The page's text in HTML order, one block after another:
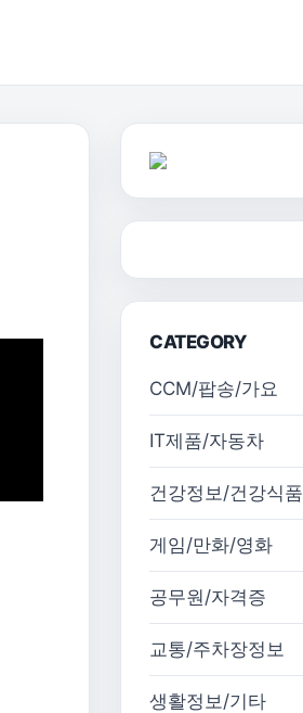
CATEGORY
CCM/팝송/가요
IT제품/자동차
건강정보/건강식품
게임/만화/영화
공무원/자격증
교통/주차장정보
생활정보/기타